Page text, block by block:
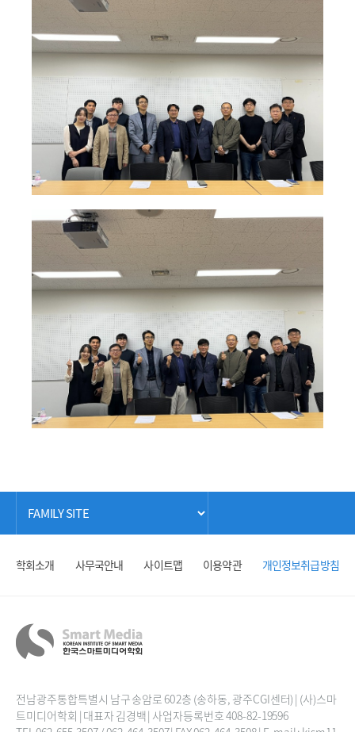
학회소개 사무국안내 사이트맵 이용약관 개인정보취급방침
전남광주통합특별시 남구 송암로 60 2층 (송하동, 광주CGI센터) | (사)스마
트미디어학회 | 대표자 김경백 | 사업자등록번호 408-82-19596